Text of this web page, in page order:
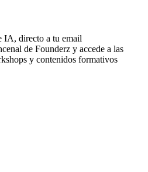
IA, directo a tu email
de Founderz y accede a las
y contenidos formativos